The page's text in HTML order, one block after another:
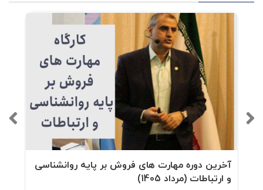
آخرین دوره مهارت های فروش بر پایه روانشناسی
و ارتباطات (مرداد 1405)